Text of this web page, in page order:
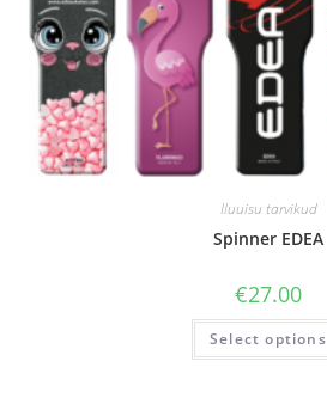
Iluuisu tarvikud
Spinner EDEA
€27.00
Select options